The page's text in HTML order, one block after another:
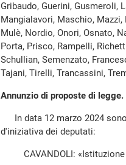
Gribaudo, Guerini, Gusmeroli,
Mangialavori, Maschio,
Mulè, Nordio, Onori, Osnato,
Porta, Prisco, Rampelli,
Schullian, Semenzato,
Tajani, Tirelli, Trancassini,
Annunzio di proposte di legge.
In data 12 marzo 2024
d'iniziativa dei deputati:
CAVANDOLI: «Istituzione